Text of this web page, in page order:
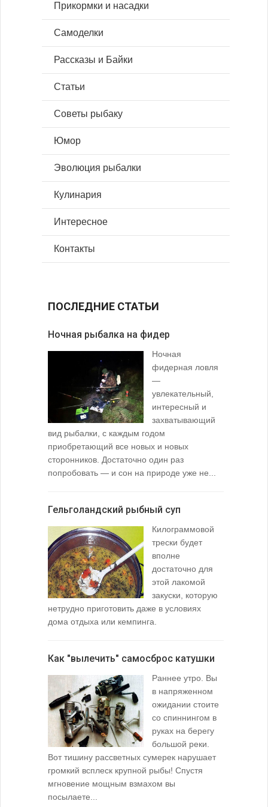
Прикормки и насадки
Самоделки
Рассказы и Байки
Статьи
Советы рыбаку
Юмор
Эволюция рыбалки
Кулинария
Интересное
Контакты
ПОСЛЕДНИЕ СТАТЬИ
Ночная рыбалка на фидер
Ночная
фидерная ловля
—
увлекательный,
интересный и
захватывающий
вид рыбалки, с каждым годом
приобретающий все новых и новых
сторонников. Достаточно один раз
попробовать — и сон на природе уже не...
Гельголандский рыбный суп
Килограммовой
трески будет
вполне
достаточно для
этой лакомой
закуски, которую
нетрудно приготовить даже в условиях
дома отдыха или кемпинга.
Как "вылечить" самосброс катушки
Раннее утро. Вы
в напряженном
ожидании стоите
со спиннингом в
руках на берегу
большой реки.
Вот тишину рассветных сумерек нарушает
громкий всплеск крупной рыбы! Спустя
мгновение мощным взмахом вы
посылаете...